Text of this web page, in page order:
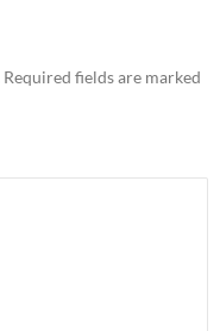
Required fields are marked